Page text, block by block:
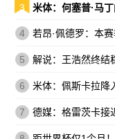
3 米体：何塞普·马丁
4 若昂·佩德罗：本赛
5 解说：王浩然终结稳
6 米体：佩斯卡拉降
7 德媒：格雷茨卡接